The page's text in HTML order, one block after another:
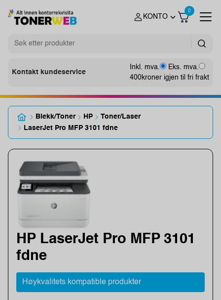
KONTO
0
Kontakt kundeservice
Inkl. mva.
Eks. mva.
400kroner igjen til fri frakt
Blekk/Toner HP
Toner/Laser
LaserJet Pro MFP 3101 fdne
HP LaserJet Pro MFP 3101
fdne
Høykvalitets kompatible produkter